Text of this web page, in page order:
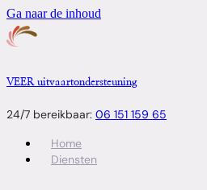
Ga naar de inhoud
VEER uitvaartondersteuning
24/7 bereikbaar: 06 151 159 65
Home
Diensten